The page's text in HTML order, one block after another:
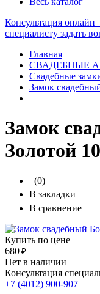
Консультация онлайн
специалисту задать
Главная
СВАДЕБНЫЕ
Свадебные
Замок
Замок
Золотой
(0)
В закладки
В сравнение
Купить по цене —
680 ₽
Нет в наличии
Консультация
+7 (4012) 900-907